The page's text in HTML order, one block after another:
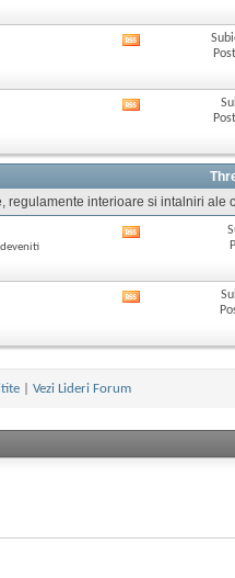
ul
ul
ul
forum
regulamente interioare si intalniri ale
ul
ul
Vezi Lideri Forum